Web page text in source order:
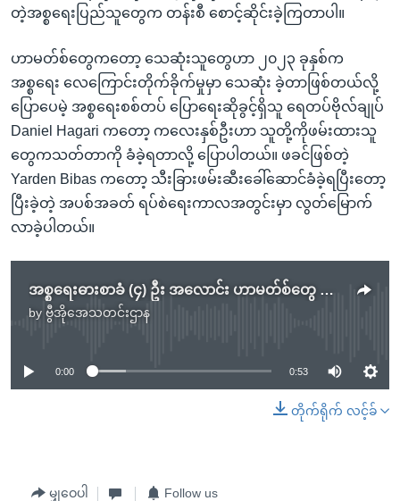
တဲ့အစ္စ‌ရေးပြည်သူတွေက တန်းစီ စောင့်ဆိုင်းခဲ့ကြတာပါ။
ဟာမတ်စ်တွေကတော့ သေဆုံးသူတွေဟာ ၂၀၂၃ ခုနှစ်က
အစ္စရေး လေကြောင်းတိုက်ခိုက်မှုမှာ သေဆုံး ခဲ့တာဖြစ်တယ်လို့
ပြောပေမဲ့ အစ္စရေးစစ်တပ် ပြောရေးဆိုခွင့်ရှိသူ ရေတပ်ဗိုလ်ချုပ်
Daniel Hagari ကတော့ ကလေးနှစ်ဦးဟာ သူတို့ကိုဖမ်းထားသူ
တွေကသတ်တာကို ခံခဲ့ရတာလို့ ပြောပါတယ်။ ဖခင်ဖြစ်တဲ့
Yarden Bibas ကတော့ သီးခြားဖမ်းဆီးခေါ်ဆောင်ခံခဲ့ရပြီးတော့
ပြီးခဲ့တဲ့ အပစ်အခတ် ရပ်စဲရေးကာလအတွင်းမှာ လွတ်မြောက်
လာခဲ့ပါတယ်။
အစ္စရေးဓားစာခံ (၄) ဦး အလောင်း ဟာမတ်စ်တွေ ပြန်ပို့ပေးမည်
by ဗွီအိုအေသတင်းဌာန
No media source currently available
0:00 0:53
တိုက်ရိုက် လင့်ခ်
မျှဝေပါ Follow us